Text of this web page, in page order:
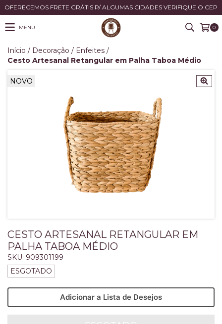
OFERECEMOS FRETE GRÁTIS P/ ALGUMAS CIDADES VERIFIQUE O CEP
MENU 0
Início / Decoração / Enfeites /
Cesto Artesanal Retangular em Palha Taboa Médio
NOVO
CESTO ARTESANAL RETANGULAR EM
PALHA TABOA MÉDIO
SKU: 909301199
ESGOTADO
Adicionar a Lista de Desejos